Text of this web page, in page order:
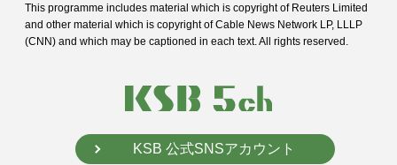
This programme includes material which is copyright of Reuters Limited
and other material which is copyright of Cable News Network LP, LLLP
(CNN) and which may be captioned in each text. All rights reserved.
KSB 公式SNSアカウント